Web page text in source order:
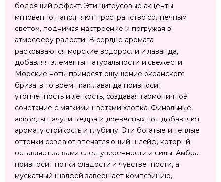
бодрящий эффект. Эти цитрусовые акценты
мгновенно наполняют пространство солнечным
светом, поднимая настроение и погружая в
атмосферу радости. В сердце аромата
раскрываются морские водоросли и лаванда,
добавляя элементы натуральности и свежести.
Морские ноты приносят ощущение океанского
бриза, в то время как лаванда привносит
утонченность и легкость, создавая гармоничное
сочетание с мягкими цветами хлопка. Финальные
аккорды пачули, кедра и древесных нот добавляют
аромату стойкость и глубину. Эти богатые и теплые
оттенки создают впечатляющий шлейф, который
оставляет за вами след уверенности и силы. Амбра
привносит нотки сладости и чувственности, а
мускатный шалфей завершает композицию,